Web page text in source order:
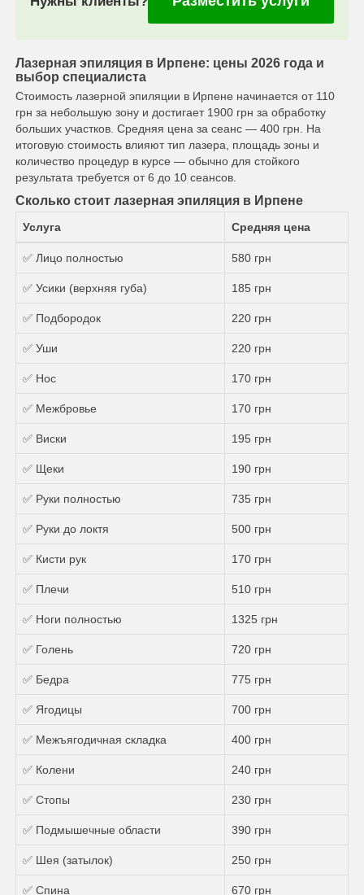
Лазерная эпиляция в Ирпене: цены 2026 года и
выбор специалиста
Стоимость лазерной эпиляции в Ирпене начинается от 110
грн за небольшую зону и достигает 1900 грн за обработку
больших участков. Средняя цена за сеанс — 400 грн. На
итоговую стоимость влияют тип лазера, площадь зоны и
количество процедур в курсе — обычно для стойкого
результата требуется от 6 до 10 сеансов.
Сколько стоит лазерная эпиляция в Ирпене
Услуга Средняя цена
✅ Лицо полностью 580 грн
✅ Усики (верхняя губа) 185 грн
✅ Подбородок 220 грн
✅ Уши 220 грн
✅ Нос 170 грн
✅ Межбровье 170 грн
✅ Виски 195 грн
✅ Щеки 190 грн
✅ Руки полностью 735 грн
✅ Руки до локтя 500 грн
✅ Кисти рук 170 грн
✅ Плечи 510 грн
✅ Ноги полностью 1325 грн
✅ Голень 720 грн
✅ Бедра 775 грн
✅ Ягодицы 700 грн
✅ Межъягодичная складка 400 грн
✅ Колени 240 грн
✅ Стопы 230 грн
✅ Подмышечные области 390 грн
✅ Шея (затылок) 250 грн
✅ Спина 670 грн